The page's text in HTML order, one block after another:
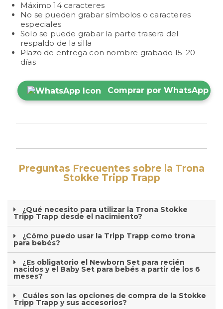
Máximo 14 caracteres
No se pueden grabar símbolos o caracteres
especiales
Solo se puede grabar la parte trasera del
respaldo de la silla
Plazo de entrega con nombre grabado 15-20
días
Comprar por WhatsApp
Preguntas Frecuentes sobre la Trona
Stokke Tripp Trapp
¿Qué necesito para utilizar la Trona Stokke
Tripp Trapp desde el nacimiento?
¿Cómo puedo usar la Tripp Trapp como trona
para bebés?
¿Es obligatorio el Newborn Set para recién
nacidos y el Baby Set para bebés a partir de los 6
meses?
Cuáles son las opciones de compra de la Stokke
Tripp Trapp y sus accesorios?